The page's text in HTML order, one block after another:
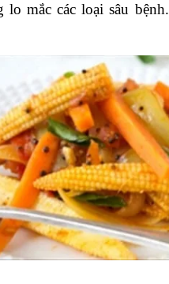
mắc các loại sâu bệnh.